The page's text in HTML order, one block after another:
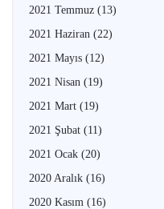
2021 Temmuz (13)
2021 Haziran (22)
2021 Mayıs (12)
2021 Nisan (19)
2021 Mart (19)
2021 Şubat (11)
2021 Ocak (20)
2020 Aralık (16)
2020 Kasım (16)